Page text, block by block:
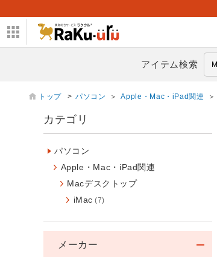
アイテム検索
トップ > パソコン ＞ Apple・Mac・iPad関連 ＞
カテゴリ
パソコン
Apple・Mac・iPad関連
Macデスクトップ
iMac (7)
メーカー